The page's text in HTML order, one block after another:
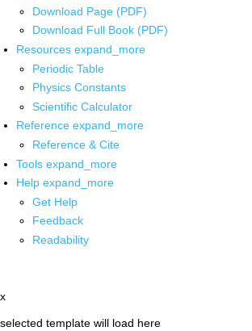
Download Page (PDF)
Download Full Book (PDF)
Resources expand_more
Periodic Table
Physics Constants
Scientific Calculator
Reference expand_more
Reference & Cite
Tools expand_more
Help expand_more
Get Help
Feedback
Readability
x
selected template will load here